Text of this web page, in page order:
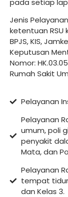
pada setiap
Jenis
ketentuan RSU
BPJS, KIS,
Keputusan
Nomor:
Rumah Sakit
Pelayanan
Pelayanan
umum, poli
penyakit
Mata, dan
Pelayanan
tempat tidur,
dan Kelas 3.